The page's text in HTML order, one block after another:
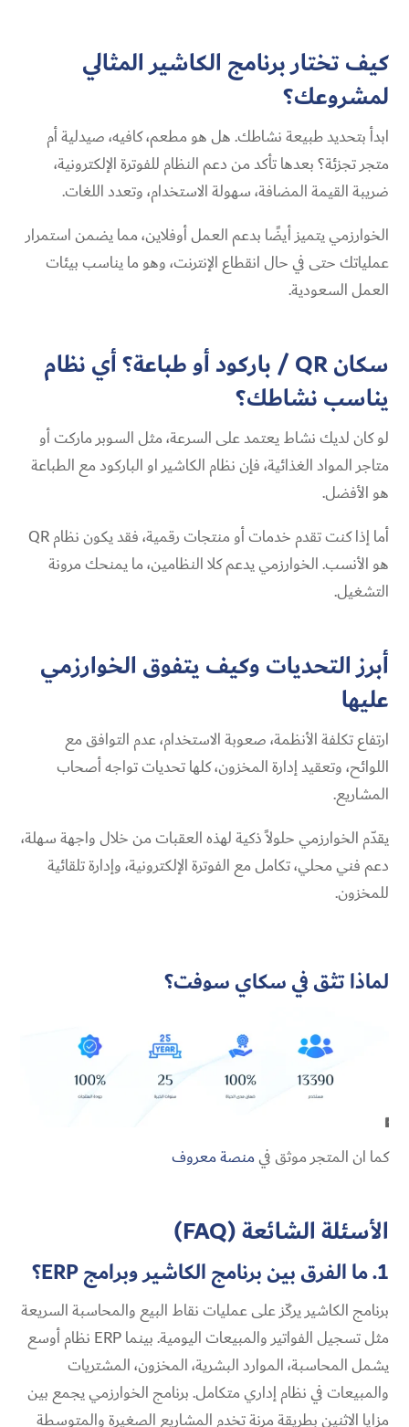
كيف تختار برنامج الكاشير المثالي
لمشروعك؟
ابدأ بتحديد طبيعة نشاطك. هل هو مطعم، كافيه، صيدلية أم
متجر تجزئة؟ بعدها تأكد من دعم النظام للفوترة الإلكترونية،
ضريبة القيمة المضافة، سهولة الاستخدام، وتعدد اللغات.
الخوارزمي يتميز أيضًا بدعم العمل أوفلاين، مما يضمن استمرار
عملياتك حتى في حال انقطاع الإنترنت، وهو ما يناسب بيئات
العمل السعودية.
سكان QR / باركود أو طباعة؟ أي نظام
يناسب نشاطك؟
لو كان لديك نشاط يعتمد على السرعة، مثل السوبر ماركت أو
متاجر المواد الغذائية، فإن نظام الكاشير او الباركود مع الطباعة
هو الأفضل.
أما إذا كنت تقدم خدمات أو منتجات رقمية، فقد يكون نظام QR
هو الأنسب. الخوارزمي يدعم كلا النظامين، ما يمنحك مرونة
التشغيل.
أبرز التحديات وكيف يتفوق الخوارزمي
عليها
ارتفاع تكلفة الأنظمة، صعوبة الاستخدام، عدم التوافق مع
اللوائح، وتعقيد إدارة المخزون، كلها تحديات تواجه أصحاب
المشاريع.
يقدّم الخوارزمي حلولاً ذكية لهذه العقبات من خلال واجهة سهلة،
دعم فني محلي، تكامل مع الفوترة الإلكترونية، وإدارة تلقائية
للمخزون.
لماذا تثق في سكاي سوفت؟
كما ان المتجر موثق فيمنصة معروف
الأسئلة الشائعة (FAQ)
1. ما الفرق بين برنامج الكاشير وبرامج ERP؟
برنامج الكاشير يركّز على عمليات نقاط البيع والمحاسبة السريعة
مثل تسجيل الفواتير والمبيعات اليومية. بينما ERP نظام أوسع
يشمل المحاسبة، الموارد البشرية، المخزون، المشتريات
والمبيعات في نظام إداري متكامل. برنامج الخوارزمي يجمع بين
مزايا الاثنين بطريقة مرنة تخدم المشاريع الصغيرة والمتوسطة